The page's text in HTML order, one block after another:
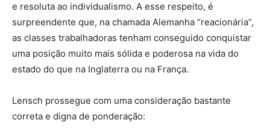
e resoluta ao individualismo. A esse respeito, é
surpreendente que, na chamada Alemanha “reacionária”,
as classes trabalhadoras tenham conseguido conquistar
uma posição muito mais sólida e poderosa na vida do
estado do que na Inglaterra ou na França.
Lensch prossegue com uma consideração bastante
correta e digna de ponderação: